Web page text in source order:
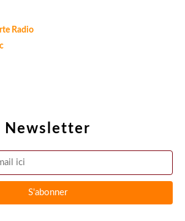
Newsletter
Radio